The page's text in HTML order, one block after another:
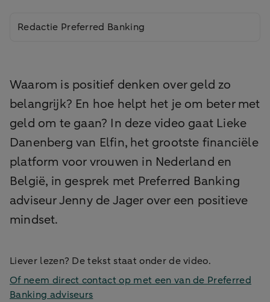
Redactie Preferred Banking
Waarom is positief denken over geld zo
belangrijk? En hoe helpt het je om beter met
geld om te gaan? In deze video gaat Lieke
Danenberg van Elfin, het grootste financiële
platform voor vrouwen in Nederland en
België, in gesprek met Preferred Banking
adviseur Jenny de Jager over een positieve
mindset.
Liever lezen? De tekst staat onder de video.
Of neem direct contact op met een van de Preferred
Banking adviseurs